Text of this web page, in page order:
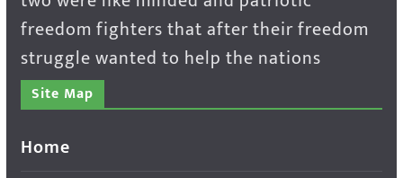
freedom fighters that after their freedom
struggle wanted to help the nations
Site Map
Home